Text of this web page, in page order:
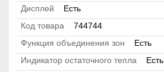
Дисплей
Есть
Код товара
744744
Функция объединения зон
Есть
Индикатор остаточного тепла
Есть